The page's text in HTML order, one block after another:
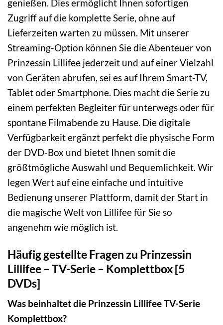
genießen. Dies ermöglicht Ihnen sofortigen
Zugriff auf die komplette Serie, ohne auf
Lieferzeiten warten zu müssen. Mit unserer
Streaming-Option können Sie die Abenteuer von
Prinzessin Lillifee jederzeit und auf einer Vielzahl
von Geräten abrufen, sei es auf Ihrem Smart-TV,
Tablet oder Smartphone. Dies macht die Serie zu
einem perfekten Begleiter für unterwegs oder für
spontane Filmabende zu Hause. Die digitale
Verfügbarkeit ergänzt perfekt die physische Form
der DVD-Box und bietet Ihnen somit die
größtmögliche Auswahl und Bequemlichkeit. Wir
legen Wert auf eine einfache und intuitive
Bedienung unserer Plattform, damit der Start in
die magische Welt von Lillifee für Sie so
angenehm wie möglich ist.
Häufig gestellte Fragen zu Prinzessin
Lillifee – TV-Serie – Komplettbox [5
DVDs]
Was beinhaltet die Prinzessin Lillifee TV-Serie
Komplettbox?